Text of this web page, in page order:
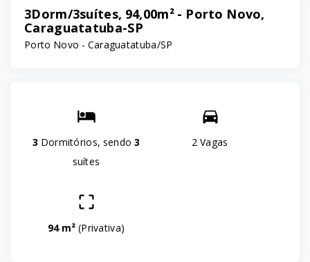
3Dorm/3suítes, 94,00m² - Porto Novo,
Caraguatatuba-SP
Porto Novo - Caraguatatuba/SP
3 Dormitórios, sendo 3
suítes
2 Vagas
94 m² (Privativa)